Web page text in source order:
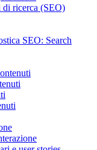
ricerca (SEO)
SEO: Search